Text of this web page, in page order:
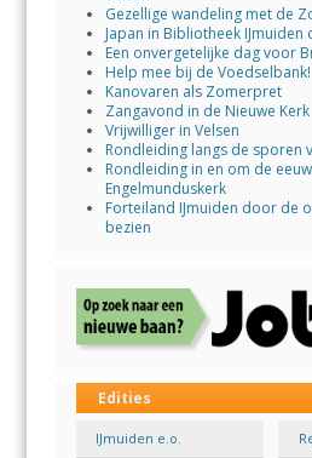
Gezellige wandeling met de
Japan in Bibliotheek IJmuiden
Een onvergetelijke dag voor
Help mee bij de Voedselbank!
Kanovaren als Zomerpret
Zangavond in de Nieuwe Kerk
Vrijwilliger in Velsen
Rondleiding langs de sporen
Rondleiding in en om de
Engelmunduskerk
Forteiland IJmuiden door de
bezien
Edities
IJmuiden e.o.